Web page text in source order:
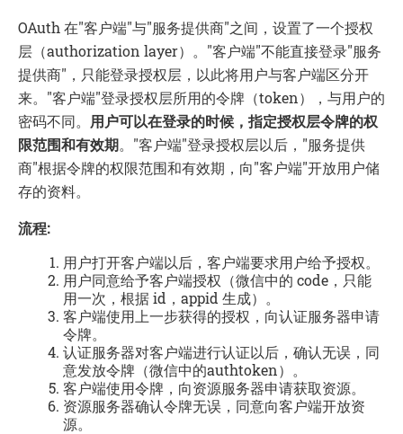
OAuth 在"客户端"与"服务提供商"之间，设置了一个授权
层（authorization layer）。"客户端"不能直接登录"服务
提供商"，只能登录授权层，以此将用户与客户端区分开
来。"客户端"登录授权层所用的令牌（token），与用户的
密码不同。 用户可以在登录的时候，指定授权层令牌的权
限范围和有效期。"客户端"登录授权层以后，"服务提供
商"根据令牌的权限范围和有效期，向"客户端"开放用户储
存的资料。
流程:
用户打开客户端以后，客户端要求用户给予授权。
用户同意给予客户端授权（微信中的 code，只能
用一次，根据 id，appid 生成）。
客户端使用上一步获得的授权，向认证服务器申请
令牌。
认证服务器对客户端进行认证以后，确认无误，同
意发放令牌（微信中的authtoken）。
客户端使用令牌，向资源服务器申请获取资源。
资源服务器确认令牌无误，同意向客户端开放资
源。